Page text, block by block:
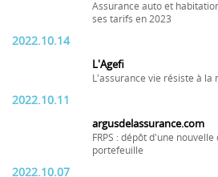
Assurance auto et
ses tarifs en 2023
2022.10.14
L'Agefi
L'assurance vie résiste à la
2022.10.11
argusdelassurance.com
FRPS : dépôt d'une
portefeuille
2022.10.07